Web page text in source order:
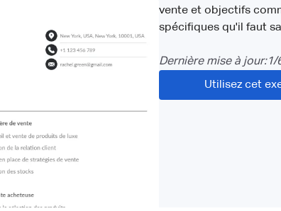
vente et objectifs
spécifiques qu'il faut
Dernière mise à jour:1/
Utilisez cet